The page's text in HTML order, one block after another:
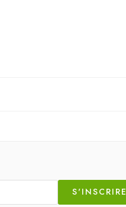
S'INSCRIRE